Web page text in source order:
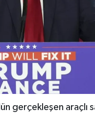
araçlı